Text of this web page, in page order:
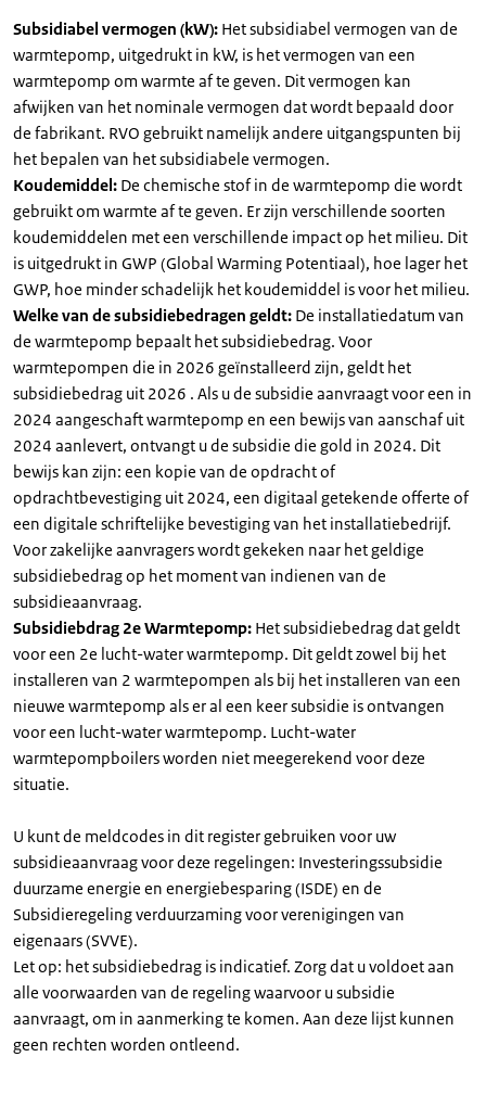
Subsidiabel vermogen (kW): Het subsidiabel vermogen van de
warmtepomp, uitgedrukt in kW, is het vermogen van een
warmtepomp om warmte af te geven. Dit vermogen kan
afwijken van het nominale vermogen dat wordt bepaald door
de fabrikant. RVO gebruikt namelijk andere uitgangspunten bij
het bepalen van het subsidiabele vermogen.
Koudemiddel: De chemische stof in de warmtepomp die wordt
gebruikt om warmte af te geven. Er zijn verschillende soorten
koudemiddelen met een verschillende impact op het milieu. Dit
is uitgedrukt in GWP (Global Warming Potentiaal), hoe lager het
GWP, hoe minder schadelijk het koudemiddel is voor het milieu.
Welke van de subsidiebedragen geldt: De installatiedatum van
de warmtepomp bepaalt het subsidiebedrag. Voor
warmtepompen die in 2026 geïnstalleerd zijn, geldt het
subsidiebedrag uit 2026 . Als u de subsidie aanvraagt voor een in
2024 aangeschaft warmtepomp en een bewijs van aanschaf uit
2024 aanlevert, ontvangt u de subsidie die gold in 2024. Dit
bewijs kan zijn: een kopie van de opdracht of
opdrachtbevestiging uit 2024, een digitaal getekende offerte of
een digitale schriftelijke bevestiging van het installatiebedrijf.
Voor zakelijke aanvragers wordt gekeken naar het geldige
subsidiebedrag op het moment van indienen van de
subsidieaanvraag.
Subsidiebdrag 2e Warmtepomp: Het subsidiebedrag dat geldt
voor een 2e lucht-water warmtepomp. Dit geldt zowel bij het
installeren van 2 warmtepompen als bij het installeren van een
nieuwe warmtepomp als er al een keer subsidie is ontvangen
voor een lucht-water warmtepomp. Lucht-water
warmtepompboilers worden niet meegerekend voor deze
situatie.
U kunt de meldcodes in dit register gebruiken voor uw
subsidieaanvraag voor deze regelingen: Investeringssubsidie
duurzame energie en energiebesparing (ISDE) en de
Subsidieregeling verduurzaming voor verenigingen van
eigenaars (SVVE).
Let op: het subsidiebedrag is indicatief. Zorg dat u voldoet aan
alle voorwaarden van de regeling waarvoor u subsidie
aanvraagt, om in aanmerking te komen. Aan deze lijst kunnen
geen rechten worden ontleend.